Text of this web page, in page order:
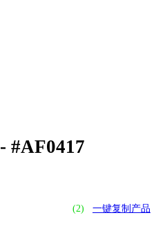
- #AF0417
(2) 一键复制产品